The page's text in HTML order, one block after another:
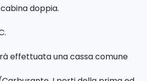
briefing ed esservi sistemati
la notte al porto di
che visiterete sarà
acque cristalline che evocano
mito. Quest'isola nasconde dei
come il
doppia.
effettuata una cassa comune